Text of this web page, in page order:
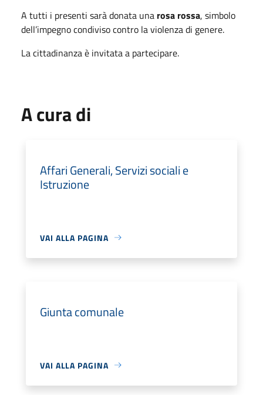
A tutti i presenti sarà donata una rosa rossa, simbolo
dell’impegno condiviso contro la violenza di genere.
La cittadinanza è invitata a partecipare.
A cura di
Affari Generali, Servizi sociali e
Istruzione
VAI ALLA PAGINA
Giunta comunale
VAI ALLA PAGINA